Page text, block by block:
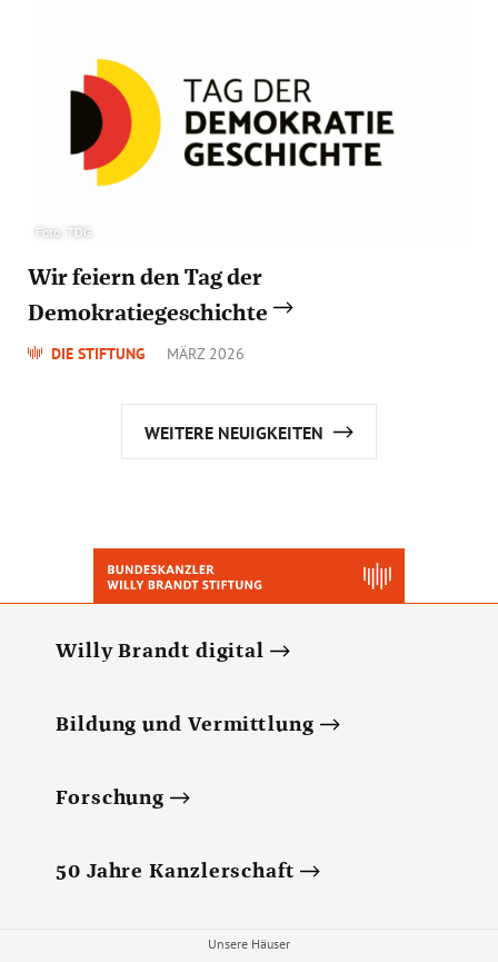
Foto: TDG
Wir feiern den Tag der
Demokratiegeschichte
DIE STIFTUNG MÄRZ 2026
WEITERE NEUIGKEITEN
Willy Brandt digital
Bildung und Vermittlung
Forschung
50 Jahre Kanzlerschaft
Unsere Häuser